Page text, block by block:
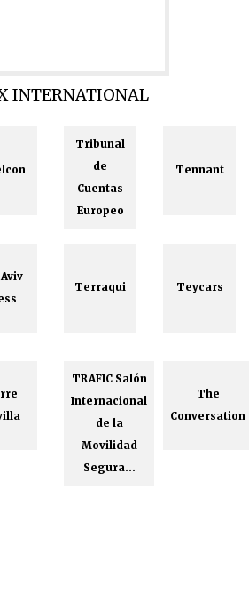
INTERNATIONAL
Tribunal
de
Cuentas
Europeo
Tennant
Terraqui Teycars
TRAFIC Salón
Internacional
de la
Movilidad
Segura...
The
Conversation